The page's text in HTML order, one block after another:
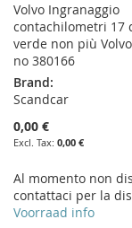
Volvo Ingranaggio
contachilometri 17
verde non più
no 380166
Brand:
Scandcar
0,00 €
0,00 €
Al momento non
contattaci per la
Voorraad info